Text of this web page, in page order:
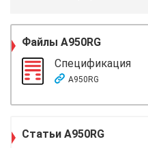
Файлы A950RG
Спецификация
A950RG
Статьи A950RG